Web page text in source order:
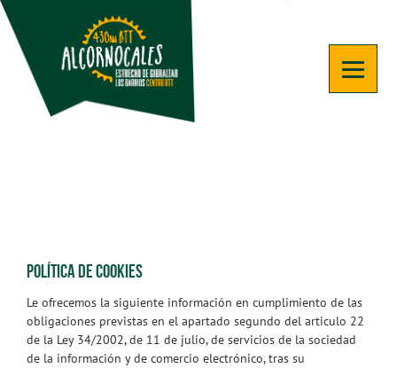
POLÍTICA DE COOKIES
Le ofrecemos la siguiente información en cumplimiento de las
obligaciones previstas en el apartado segundo del articulo 22
de la Ley 34/2002, de 11 de julio, de servicios de la sociedad
de la información y de comercio electrónico, tras su